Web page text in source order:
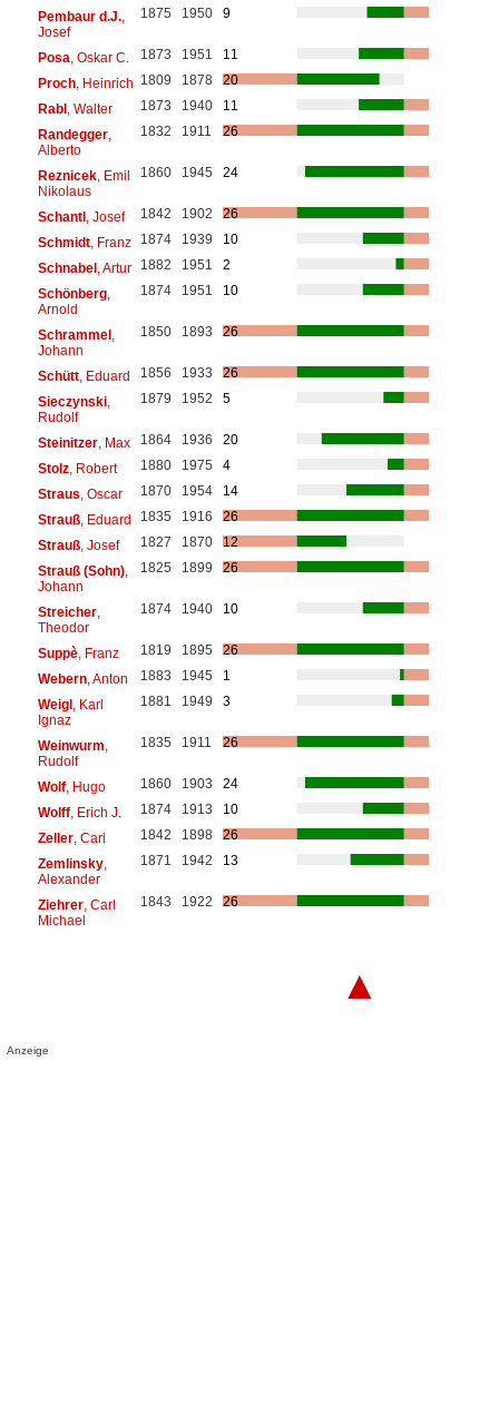
Pembaur d.J.,
Josef
1875 1950 9
Posa , Oskar C. 1873 1951
11
Proch, Heinrich 1809 1878
20
Rabl, Walter 1873 1940
11
Randegger,
Alberto
1832 1911 26
Reznicek, Emil
Nikolaus
1860 1945 24
Schantl, Josef 1842 1902
26
Schmidt, Franz 1874 1939
10
Schnabel, Artur 1882 1951
2
Schönberg,
Arnold
1874 1951 10
Schrammel,
Johann
1850 1893 26
Schütt, Eduard 1856 1933
26
Sieczynski,
Rudolf
1879 1952 5
Steinitzer, Max 1864 1936
20
Stolz, Robert 1880 1975
4
Straus , Oscar 1870 1954
14
Strauß, Eduard 1835 1916
26
Strauß, Josef 1827 1870
12
Strauß (Sohn),
Johann
1825 1899 26
Streicher,
Theodor
1874 1940 10
Suppè, Franz 1819 1895
26
Webern, Anton 1883 1945
1
Weigl, Karl
Ignaz
1881 1949 3
Weinwurm
Rudolf
1835 1911 26
Wolf, Hugo 1860 1903
24
Wolff, Erich J. 1874 1913
10
Zeller, Carl 1842 1898
26
Zemlinsky,
Alexander
1871 1942 13
Ziehrer, Carl
Michael
1843 1922 26
▲
Anzeige